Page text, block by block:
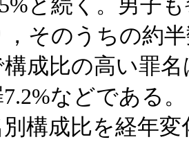
，そのうちの約
成比の高い罪
などである。
構成比を経年変